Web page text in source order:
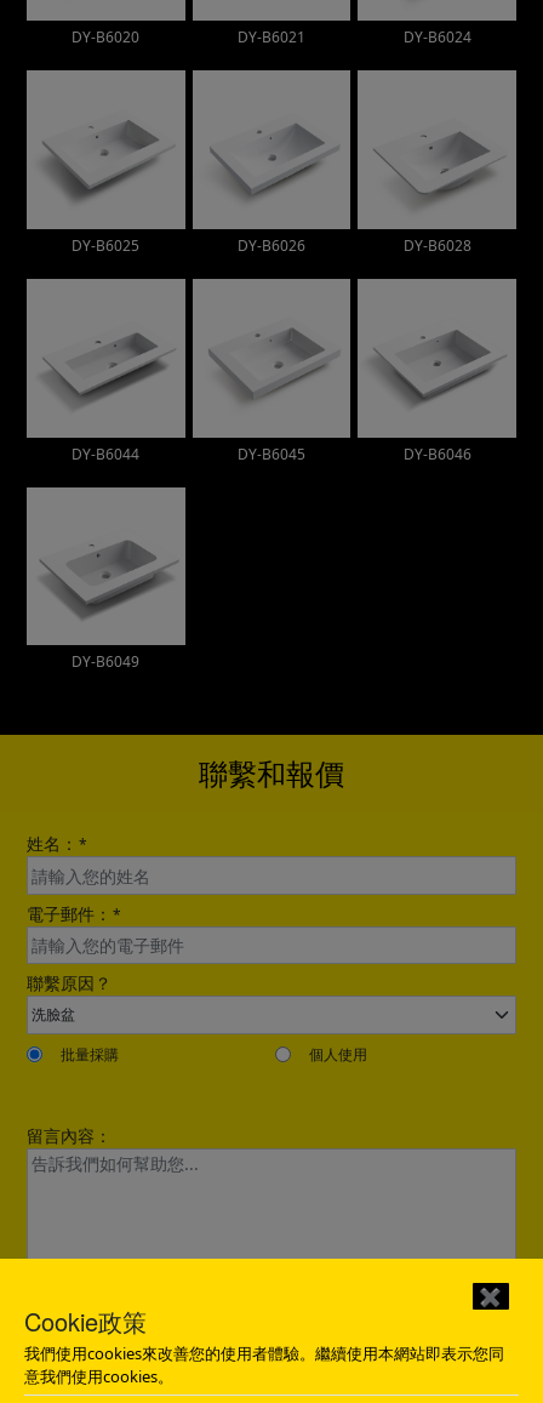
DY-B6020 DY-B6021 DY-B6024
DY-B6025 DY-B6026 DY-B6028
DY-B6044 DY-B6045 DY-B6046
DY-B6049
聯繫和報價
姓名： *
電子郵件： *
聯繫原因？
批量採購 個人使用
留言內容：
感謝您的詢問。我們將在12小時內與您聯繫。
發送
✖
Cookie政策
我們使用cookies來改善您的使用者體驗。繼續使用本網站即表示您同
意我們使用cookies。